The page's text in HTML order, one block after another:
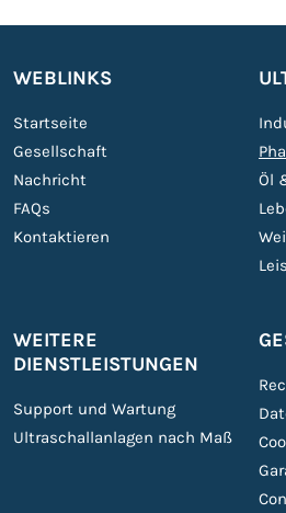
WEBLINKS
Startseite
Gesellschaft
Nachricht
FAQs
Kontaktieren
Öl
WEITERE
DIENSTLEISTUNGEN
Support und Wartung
Ultraschallanlagen nach Maß